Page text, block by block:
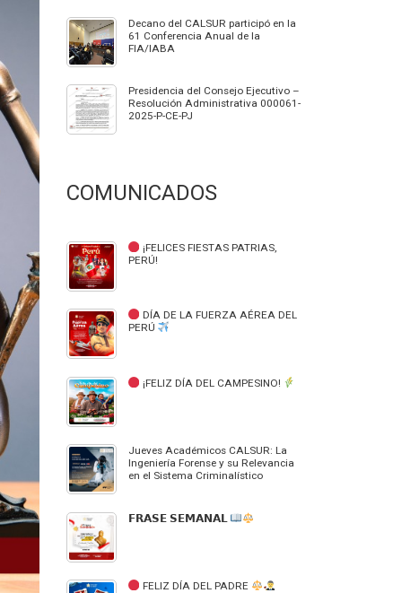
Decano del CALSUR participó en la
61 Conferencia Anual de la
FIA/IABA
Presidencia del Consejo Ejecutivo –
Resolución Administrativa 000061-
2025-P-CE-PJ
COMUNICADOS
¡FELICES FIESTAS PATRIAS,
PERÚ!
DÍA DE LA FUERZA AÉREA DEL
PERÚ
¡FELIZ DÍA DEL CAMPESINO!
Jueves Académicos CALSUR: La
Ingeniería Forense y su Relevancia
en el Sistema Criminalístico
𝗙𝗥𝗔𝗦𝗘 𝗦𝗘𝗠𝗔𝗡𝗔𝗟
FELIZ DÍA DEL PADRE